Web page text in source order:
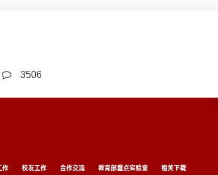
3506